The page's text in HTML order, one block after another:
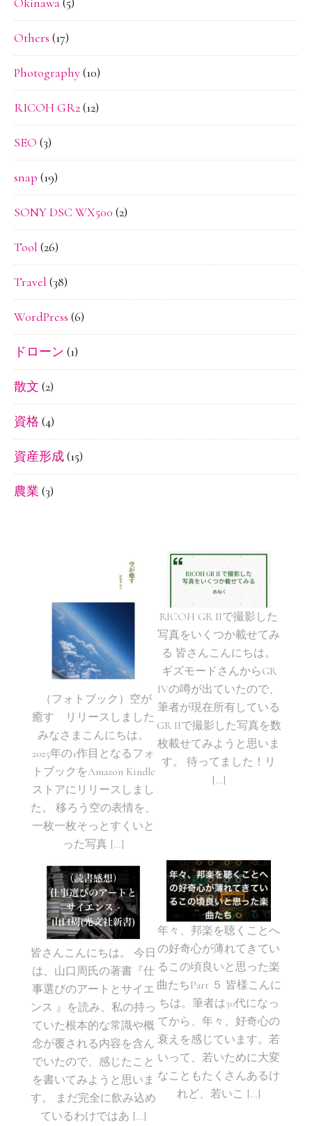
Others (17)
Photography(10)
RICOH GR2(12)
SEO (3)
snap (19)
SONY DSC WX500 (2)
Tool (26)
Travel (38)
WordPress (6)
ドローン (1)
散文 (2)
資格 (4)
資産形成(15)
農業 (3)
（フォトブック）空が
癒す リリースしました
みなさまこんにちは。
2025年の1作目となるフォ
トブックをAmazon Kindle
ストアにリリースしまし
た。 移ろう空の表情を、
一枚一枚そっとすくいと
った写真 […]
RICOH GR IIで撮影した
写真をいくつか載せてみ
る 皆さんこんにちは。
ギズモードさんからGR
IVの噂が出ていたので、
筆者が現在所有している
GR IIで撮影した写真を数
枚載せてみようと思いま
す。 待ってました！リ
[…]
皆さんこんにちは。 今日
は、山口周氏の著書『仕
事選びのアートとサイエ
ンス 』を読み、私の持っ
ていた根本的な常識や概
念が覆される内容を含ん
でいたので、感じたこと
を書いてみようと思いま
す。 まだ完全に飲み込め
ているわけではあ […]
年々、邦楽を聴くことへ
の好奇心が薄れてきてい
るこの頃良いと思った楽
曲たちPart ５ 皆様こんに
ちは。筆者は30代になっ
てから、年々、好奇心の
衰えを感じています。若
いって、若いために大変
なこともたくさんあるけ
れど、若いこ […]